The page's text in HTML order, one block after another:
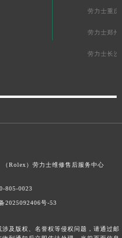
劳力士重庆
劳力士郑州
劳力士长沙
Rolex） 劳力士维修售后服务中心
805-0023
2025092406号-53
及版权、名誉权等侵权问题，请通过邮